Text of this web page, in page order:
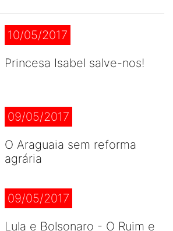
10/05/2017
Princesa Isabel salve-nos!
09/05/2017
O Araguaia sem reforma
agrária
09/05/2017
Lula e Bolsonaro - O Ruim e